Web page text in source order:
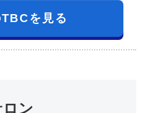
を見る
ン